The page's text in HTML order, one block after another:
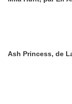
Ash Princess, de